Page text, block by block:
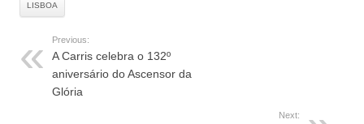
LISBOA
Previous:
A Carris celebra o 132º
aniversário do Ascensor da
Glória
Next: